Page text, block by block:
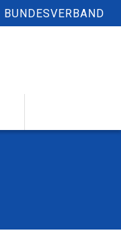
BUNDESVERBAND